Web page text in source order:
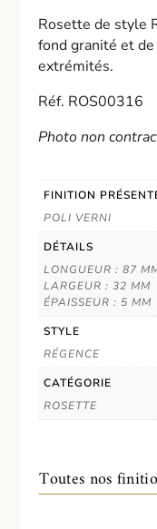
Rosette de style
fond granité et
extrémités.
Réf. ROS00316
Photo non
FINITION
POLI VERNI
DÉTAILS
LONGUEUR : 87
LARGEUR : 32 MM
ÉPAISSEUR : 5 MM
STYLE
RÉGENCE
CATÉGORIE
ROSETTE
Toutes nos